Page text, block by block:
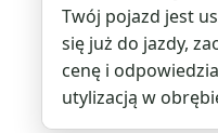
Twój pojazd jest
się już do jazdy,
cenę i
utylizacją w